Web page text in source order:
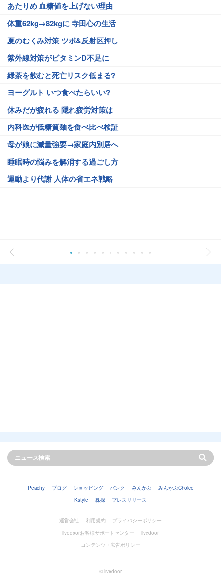
あたりめ 血糖値を上げない理由
体重62kg→82kgに 寺田心の生活
夏のむくみ対策 ツボ&反射区押し
紫外線対策がビタミンD不足に
緑茶を飲むと死亡リスク低まる?
ヨーグルト いつ食べたらいい?
休みだが疲れる 隠れ疲労対策は
内科医が低糖質麺を食べ比べ検証
母が娘に減量強要→家庭内別居へ
睡眠時の悩みを解消する過ごし方
運動より代謝 人体の省エネ戦略
Peachy ブログ ショッピング バンク みんかぶ
みんかぶChoice
Kstyle
株探 プレスリリース
運営会社 利用規約
プライバシーポリシー
livedoorお客様サポートセンター
livedoor
コンテンツ・広告ポリシー
© livedoor